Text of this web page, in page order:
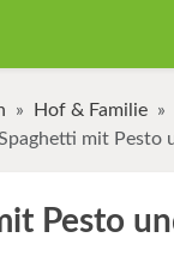
Hof & Familie
mit Pesto
Pesto